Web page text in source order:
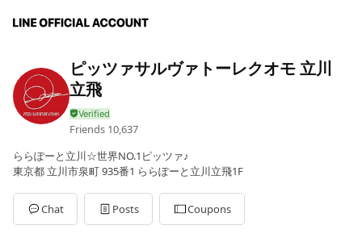
ピッツァサルヴァトーレクオモ 立川
立飛
Friends 10,637
ららぽーと立川☆世界NO.1ピッツァ♪
東京都 立川市泉町 935番1 ららぽーと立川立飛1F
Chat Posts Coupons